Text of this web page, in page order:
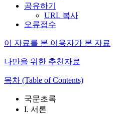
공유하기
URL 복사
오류접수
이 자료를 본 이용자가 본 자료
나만을 위한 추천자료
목차 (Table of Contents)
국문초록
I. 서론